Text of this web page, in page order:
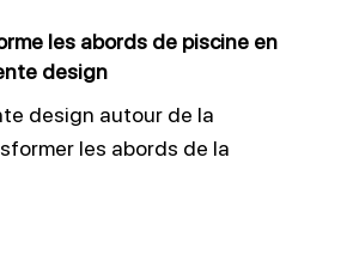
les abords de piscine en
design
design autour de la
les abords de la